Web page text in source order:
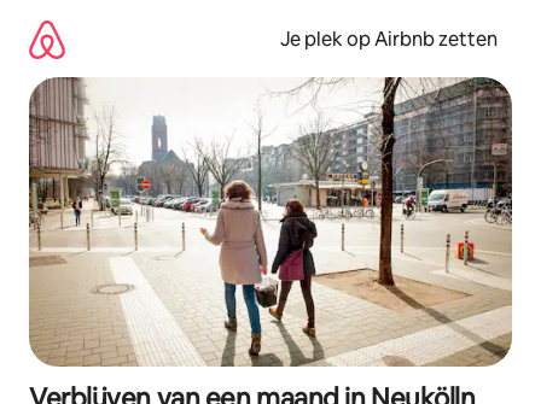
direct
naar
inhoud
Je plek op Airbnb zetten